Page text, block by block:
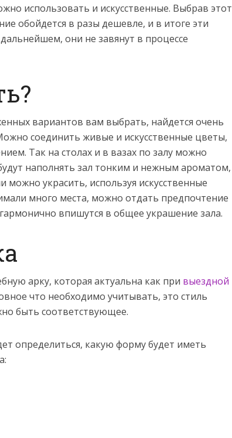
использовать и искусственные. Выбрав этот
обойдется в разы дешевле, и в итоге эти
они не завянут в процессе
вариантов вам выбрать, найдется очень
соединить живые и искусственные цветы,
Так на столах и в вазах по залу можно
наполнять зал тонким и нежным ароматом,
можно украсить, используя искусственные
много места, можно отдать предпочтение
впишутся в общее украшение зала.
арку, которая актуальна как при выездной
что необходимо учитывать, это стиль
быть соответствующее.
определиться, какую форму будет иметь